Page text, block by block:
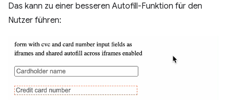
Das kann zu einer besseren Autofill-Funktion für den
Nutzer führen: